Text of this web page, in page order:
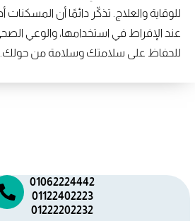
للوقاية والعلاج. تذكّر دائمًا أن المسكنات
عند الإفراط في استخدامها، والوعي
للحفاظ على سلامتك وسلامة من حولك.
01062224442
01122402223
01222202232